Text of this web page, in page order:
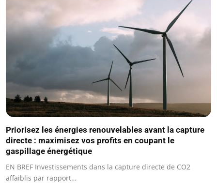
Priorisez les énergies renouvelables avant la capture
directe : maximisez vos profits en coupant le
gaspillage énergétique
EN BREF Investissements dans la capture directe de CO2
affaiblis par rapport…